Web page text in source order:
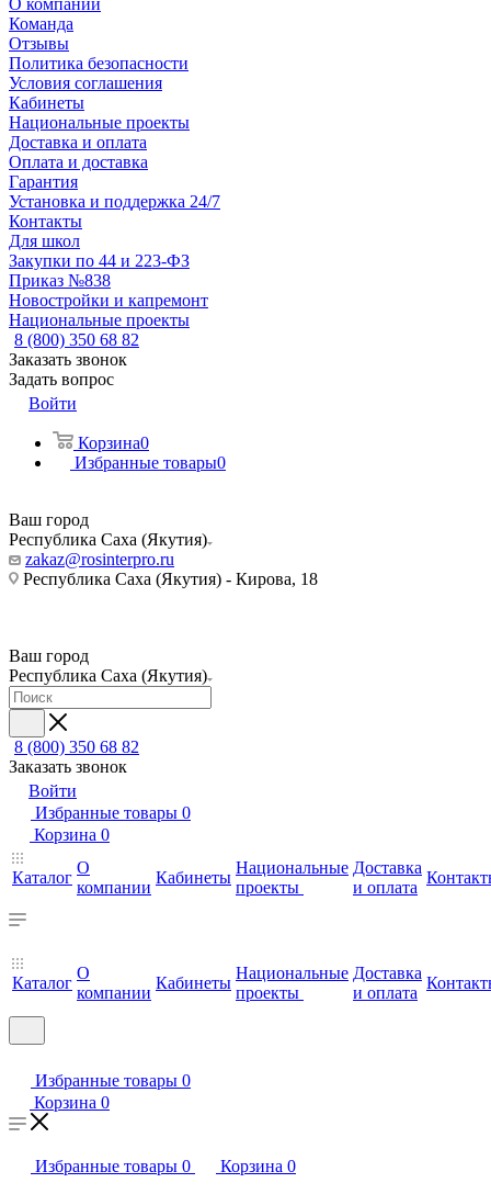
О компании
Команда
Отзывы
Политика безопасности
Условия соглашения
Кабинеты
Национальные проекты
Доставка и оплата
Оплата и доставка
Гарантия
Установка и поддержка 24/7
Контакты
Для школ
Закупки по 44 и 223-ФЗ
Приказ №838
Новостройки и капремонт
Национальные проекты
8 (800) 350 68 82
Заказать звонок
Задать вопрос
Войти
Корзина0
Избранные товары0
Ваш город
Республика Саха (Якутия)
zakaz@rosinterpro.ru
Республика Саха (Якутия) - Кирова, 18
Ваш город
Республика Саха (Якутия)
8 (800) 350 68 82
Заказать звонок
Войти
Избранные товары 0
Корзина 0
Каталог
О
компании
Кабинеты
Национальные
проекты
Доставка
и оплата
Каталог
О
компании
Кабинеты
Национальные
проекты
Доставка
и оплата
Избранные товары 0
Корзина 0
Избранные товары 0 Корзина 0